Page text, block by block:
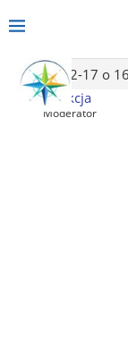
2013-12-17 o
Redakcja
Moderator